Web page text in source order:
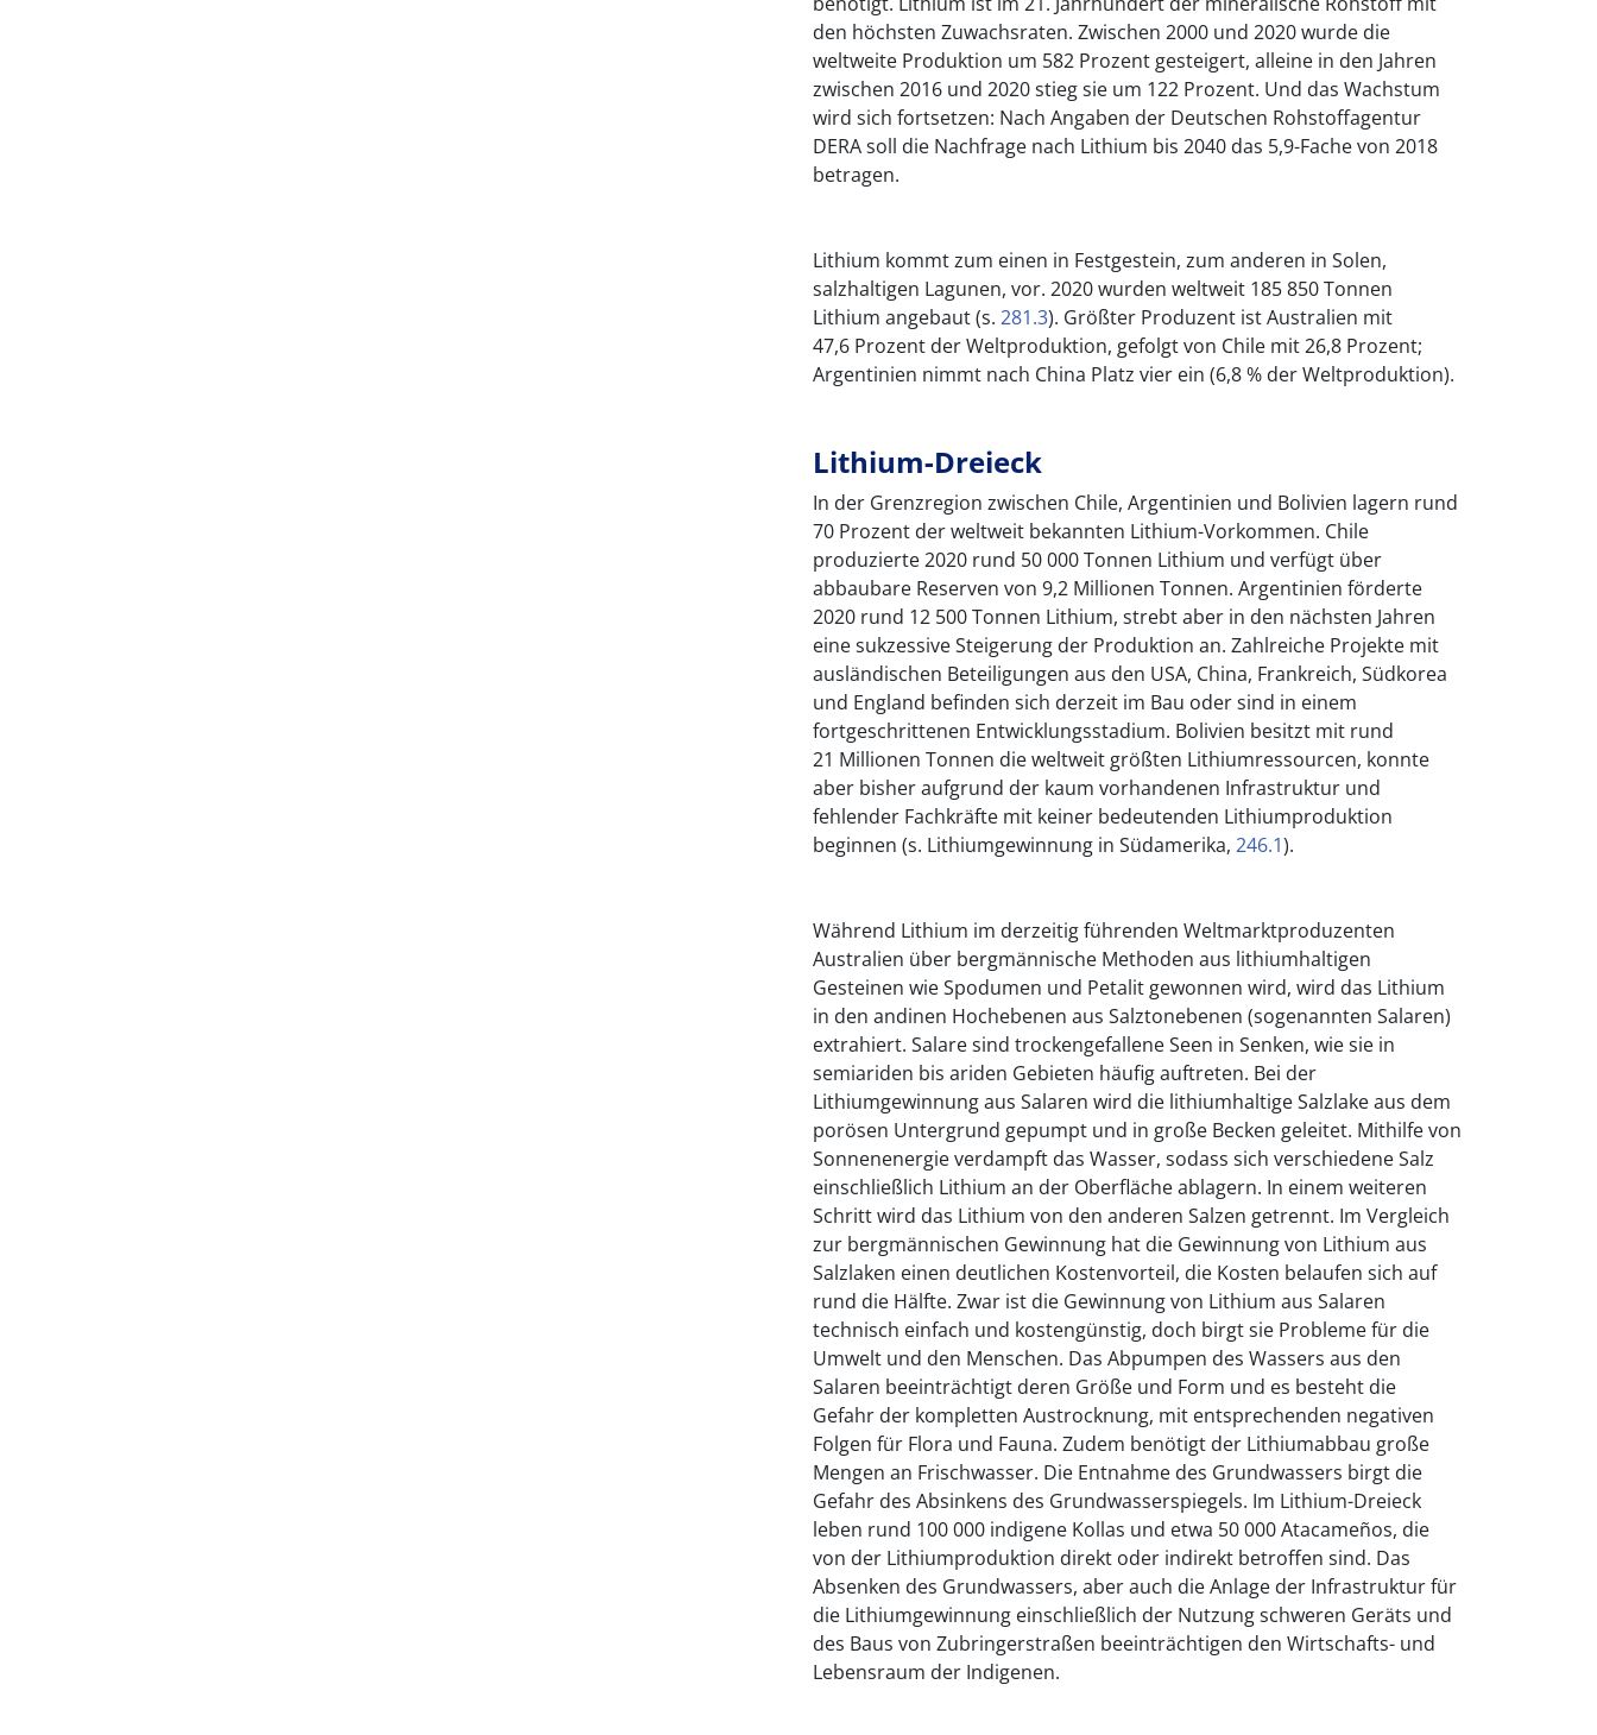
den höchsten Zuwachsraten. Zwischen 2000 und 2020 wurde die
weltweite Produktion um 582 Prozent gesteigert, alleine in den Jahren
zwischen 2016 und 2020 stieg sie um 122 Prozent. Und das Wachstum
wird sich fortsetzen: Nach Angaben der Deutschen Rohstoffagentur
DERA soll die Nachfrage nach Lithium bis 2040 das 5,9-Fache von 2018
betragen.
Lithium kommt zum einen in Festgestein, zum anderen in Solen,
salzhaltigen Lagunen, vor. 2020 wurden weltweit 185 850 Tonnen
Lithium angebaut (s. 281.3). Größter Produzent ist Australien mit
47,6 Prozent der Weltproduktion, gefolgt von Chile mit 26,8 Prozent;
Argentinien nimmt nach China Platz vier ein (6,8 % der Weltproduktion).
Lithium-Dreieck
In der Grenzregion zwischen Chile, Argentinien und Bolivien lagern rund
70 Prozent der weltweit bekannten Lithium-Vorkommen. Chile
produzierte 2020 rund 50 000 Tonnen Lithium und verfügt über
abbaubare Reserven von 9,2 Millionen Tonnen. Argentinien förderte
2020 rund 12 500 Tonnen Lithium, strebt aber in den nächsten Jahren
eine sukzessive Steigerung der Produktion an. Zahlreiche Projekte mit
ausländischen Beteiligungen aus den USA, China, Frankreich, Südkorea
und England befinden sich derzeit im Bau oder sind in einem
fortgeschrittenen Entwicklungsstadium. Bolivien besitzt mit rund
21 Millionen Tonnen die weltweit größten Lithiumressourcen, konnte
aber bisher aufgrund der kaum vorhandenen Infrastruktur und
fehlender Fachkräfte mit keiner bedeutenden Lithiumproduktion
beginnen (s. Lithiumgewinnung in Südamerika, 246.1).
Während Lithium im derzeitig führenden Weltmarktproduzenten
Australien über bergmännische Methoden aus lithiumhaltigen
Gesteinen wie Spodumen und Petalit gewonnen wird, wird das Lithium
in den andinen Hochebenen aus Salztonebenen (sogenannten Salaren)
extrahiert. Salare sind trockengefallene Seen in Senken, wie sie in
semiariden bis ariden Gebieten häufig auftreten. Bei der
Lithiumgewinnung aus Salaren wird die lithiumhaltige Salzlake aus dem
porösen Untergrund gepumpt und in große Becken geleitet. Mithilfe von
Sonnenenergie verdampft das Wasser, sodass sich verschiedene Salz
einschließlich Lithium an der Oberfläche ablagern. In einem weiteren
Schritt wird das Lithium von den anderen Salzen getrennt. Im Vergleich
zur bergmännischen Gewinnung hat die Gewinnung von Lithium aus
Salzlaken einen deutlichen Kostenvorteil, die Kosten belaufen sich auf
rund die Hälfte. Zwar ist die Gewinnung von Lithium aus Salaren
technisch einfach und kostengünstig, doch birgt sie Probleme für die
Umwelt und den Menschen. Das Abpumpen des Wassers aus den
Salaren beeinträchtigt deren Größe und Form und es besteht die
Gefahr der kompletten Austrocknung, mit entsprechenden negativen
Folgen für Flora und Fauna. Zudem benötigt der Lithiumabbau große
Mengen an Frischwasser. Die Entnahme des Grundwassers birgt die
Gefahr des Absinkens des Grundwasserspiegels. Im Lithium-Dreieck
leben rund 100 000 indigene Kollas und etwa 50 000 Atacameños, die
von der Lithiumproduktion direkt oder indirekt betroffen sind. Das
Absenken des Grundwassers, aber auch die Anlage der Infrastruktur für
die Lithiumgewinnung einschließlich der Nutzung schweren Geräts und
des Baus von Zubringerstraßen beeinträchtigen den Wirtschafts- und
Lebensraum der Indigenen.